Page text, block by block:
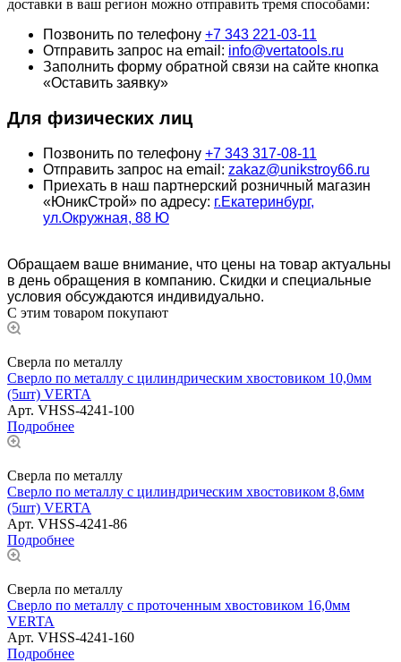
доставки в ваш регион можно отправить тремя способами:
Позвонить по телефону +7 343 221-03-11
Отправить запрос на email: info@vertatools.ru
Заполнить форму обратной связи на сайте кнопка
«Оставить заявку»
Для физических лиц
Позвонить по телефону +7 343 317-08-11
Отправить запрос на email: zakaz@unikstroy66.ru
Приехать в наш партнерский розничный магазин
«ЮникСтрой» по адресу: г.Екатеринбург,
ул.Окружная, 88 Ю
Обращаем ваше внимание, что цены на товар актуальны
в день обращения в компанию. Скидки и специальные
условия обсуждаются индивидуально.
С этим товаром покупают
Сверла по металлу
Сверло по металлу с цилиндрическим хвостовиком 10,0мм
(5шт) VERTA
Арт. VHSS-4241-100
Подробнее
Сверла по металлу
Сверло по металлу с цилиндрическим хвостовиком 8,6мм
(5шт) VERTA
Арт. VHSS-4241-86
Подробнее
Сверла по металлу
Сверло по металлу с проточенным хвостовиком 16,0мм
VERTA
Арт. VHSS-4241-160
Подробнее